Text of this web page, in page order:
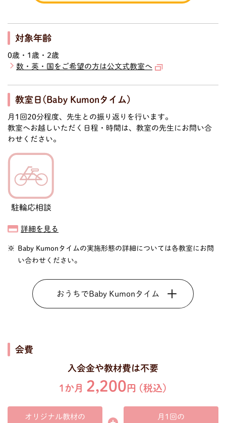
対象年齢
0歳・1歳・2歳
数・英・国をご希望の方は公文式教室へ
教室日(Baby Kumonタイム)
月1回20分程度、先生との振り返りを行います。
教室へお越しいただく日程・時間は、教室の先生にお問い合
わせください。
駐輪応相談
詳細を見る
Baby Kumonタイムの実施形態の詳細については各教室にお問
い合わせください。
おうちでBaby Kumonタイム
会費
入会金や教材費は不要
1か月 2,200円 (税込)
オリジナル教材の 月1回の